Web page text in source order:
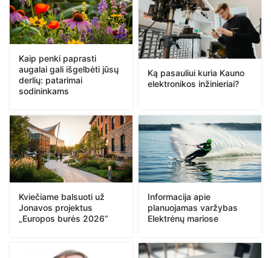
Kaip penki paprasti
augalai gali išgelbėti jūsų
derlių: patarimai
sodininkams
Ką pasauliui kuria Kauno
elektronikos inžinieriai?
Kviečiame balsuoti už
Jonavos projektus
„Europos burės 2026“
Informacija apie
planuojamas varžybas
Elektrėnų mariose